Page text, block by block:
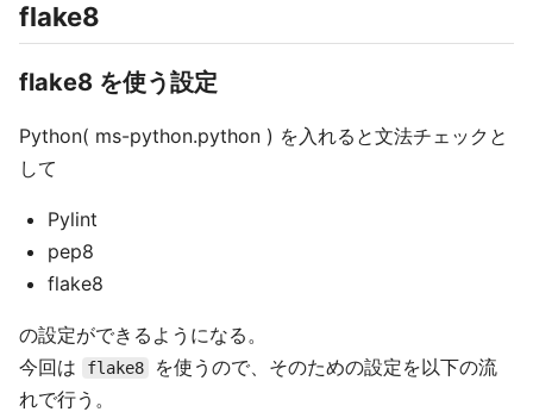
flake8
flake8 を使う設定
Python( ms-python.python ) を入れると文法チェックと
して
Pylint
pep8
flake8
の設定ができるようになる。
今回は
flake8
を使うので、そのための設定を以下の流
れで行う。